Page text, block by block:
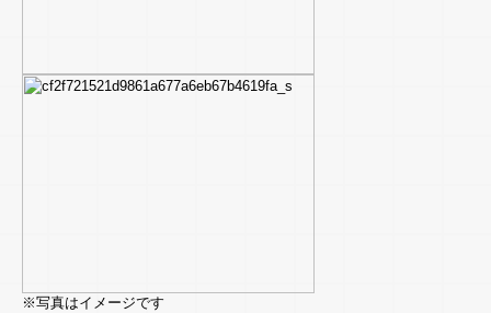
※写真はイメージです